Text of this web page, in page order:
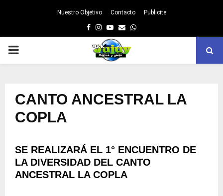
Nuestro Objetivo Contacto Publicite
Facebook
Instagram
Youtube
EmailWhatsapp
PRIMARY
CANTO ANCESTRAL LA
COPLA
SE REALIZARÁ EL 1° ENCUENTRO DE
LA DIVERSIDAD DEL CANTO
ANCESTRAL LA COPLA